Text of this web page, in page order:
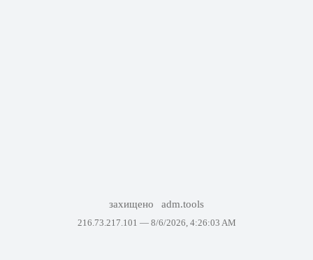
захищено adm.tools
216.73.217.101 — 8/6/2026, 4:26:03 AM